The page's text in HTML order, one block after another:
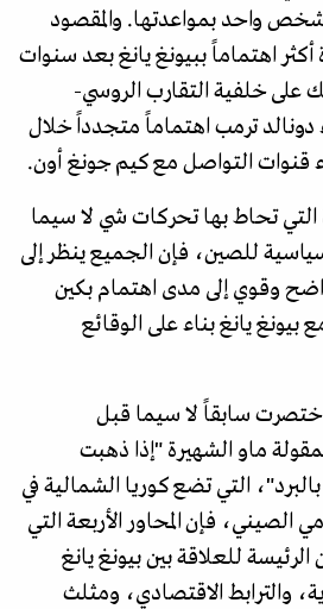
واحد بمواعدتها. والمقصود
اهتماماً ببيونغ يانغ بعد سنوات
على خلفية التقارب الروسي-
دونالد ترمب اهتماماً متجدداً خلال
قنوات التواصل مع كيم جونغ أون.
التي تحاط بها تحركات شي لا سيما
للصين، فإن الجميع ينظر إلى
وقوي إلى مدى اهتمام بكين
بيونغ يانغ بناء على الوقائع
سابقاً لا سيما قبل
ماو الشهيرة "إذا ذهبت
التي تضع كوريا الشمالية في
الصيني، فإن المحاور الأربعة التي
للعلاقة بين بيونغ يانغ
والترابط الاقتصادي، ومثلث